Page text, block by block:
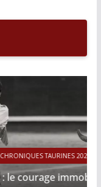
2026